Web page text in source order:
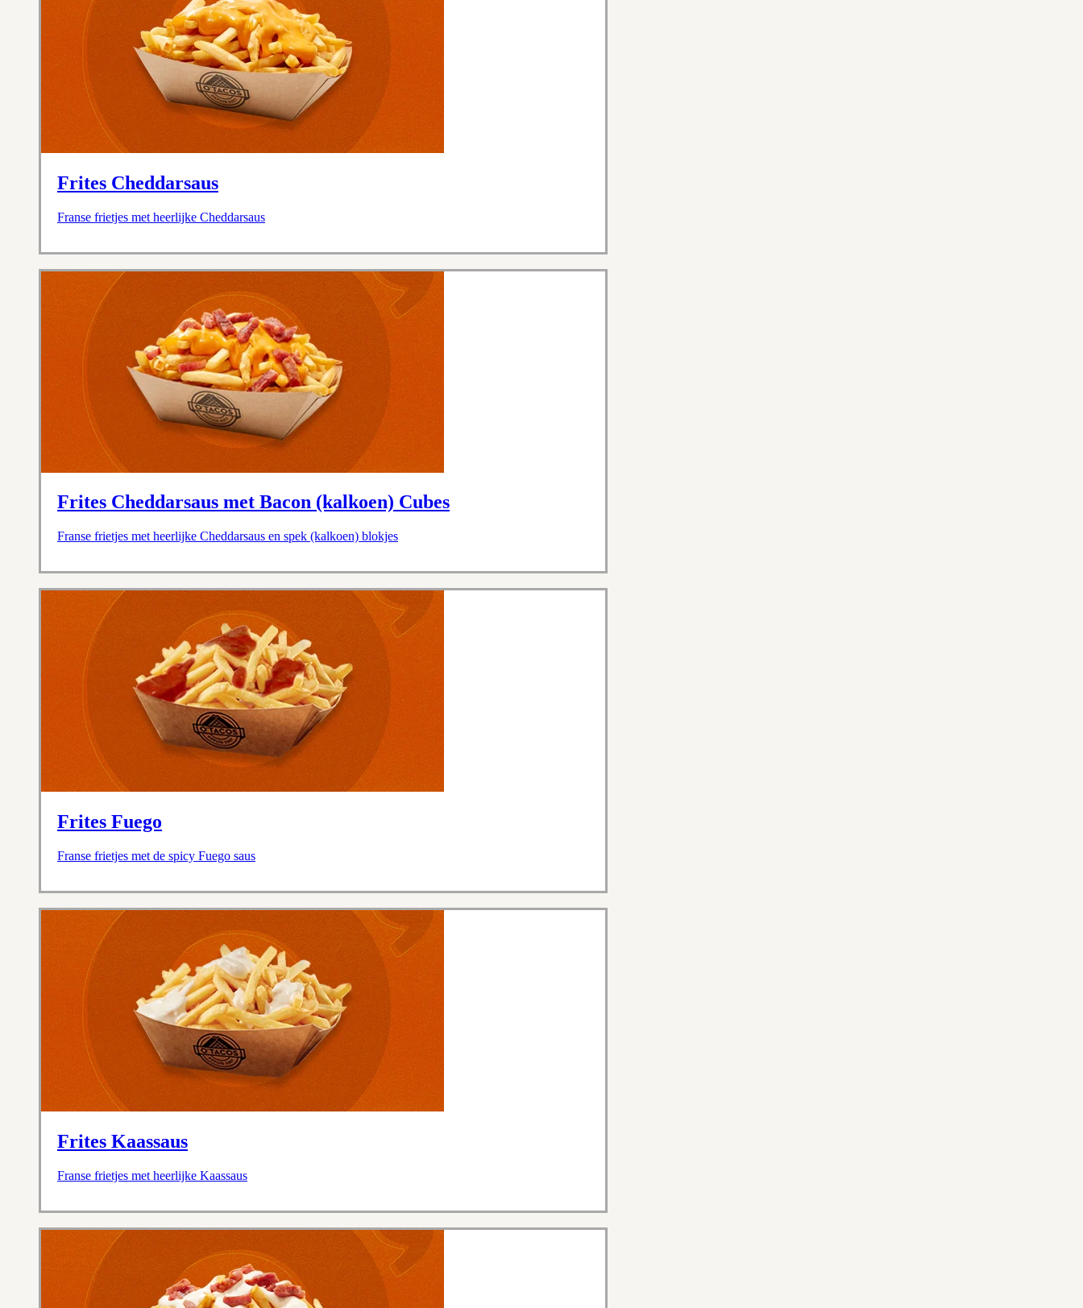
Frites Cheddarsaus
Franse frietjes met heerlijke Cheddarsaus
Frites Cheddarsaus met Bacon (kalkoen) Cubes
Franse frietjes met heerlijke Cheddarsaus en spek (kalkoen) blokjes
Frites Fuego
Franse frietjes met de spicy Fuego saus
Frites Kaassaus
Franse frietjes met heerlijke Kaassaus